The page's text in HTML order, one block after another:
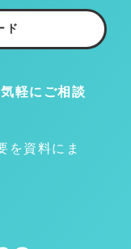
軽にご相談
を資料にま
ド